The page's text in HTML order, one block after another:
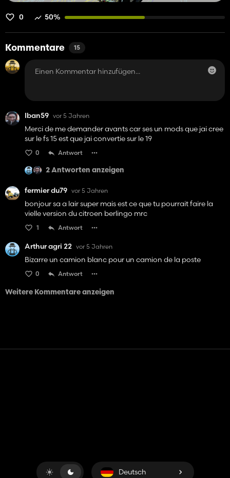
0 50%
Kommentare 15
Iban59 vor 5 Jahren
Merci de me demander avants car ses un mods que jai cree
sur le fs 15 est que jai convertie sur le 19
0 Antwort
2 Antworten anzeigen
fermier du79 vor 5 Jahren
bonjour sa a lair super mais est ce que tu pourrait faire la
vielle version du citroen berlingo mrc
1 Antwort
Arthur agri 22 vor 5 Jahren
Bizarre un camion blanc pour un camion de la poste
0 Antwort
Weitere Kommentare anzeigen
Deutsch